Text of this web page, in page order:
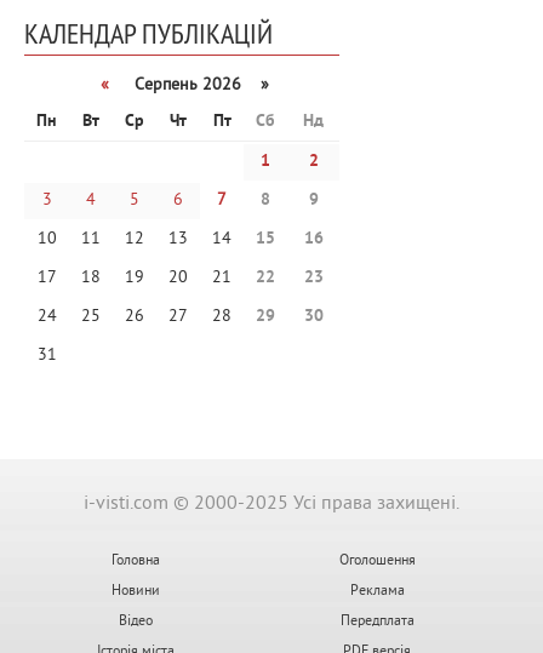
КАЛЕНДАР ПУБЛІКАЦІЙ
«
Серпень 2026 »
Пн
Вт Ср Чт Пт Сб
Нд
1
2
3
4 5 6 7 8
9
10
11 12 13 14 15
16
17
18 19 20 21 22
23
24
25 26 27 28 29
30
31
i-visti.com © 2000-2025 Усі права захищені.
Головна
Новини
Відео
Оголошення
Реклама
Передплата